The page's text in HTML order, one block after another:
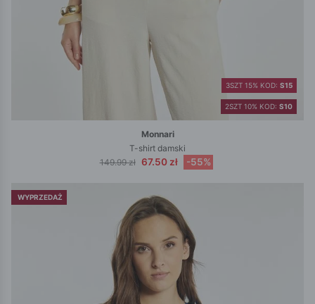
2SZT 10% KOD: S10
3SZT 15% KOD: S15
Monnari
T-shirt damski
149.99 zł 67.50 zł -55%
WYPRZEDAŻ